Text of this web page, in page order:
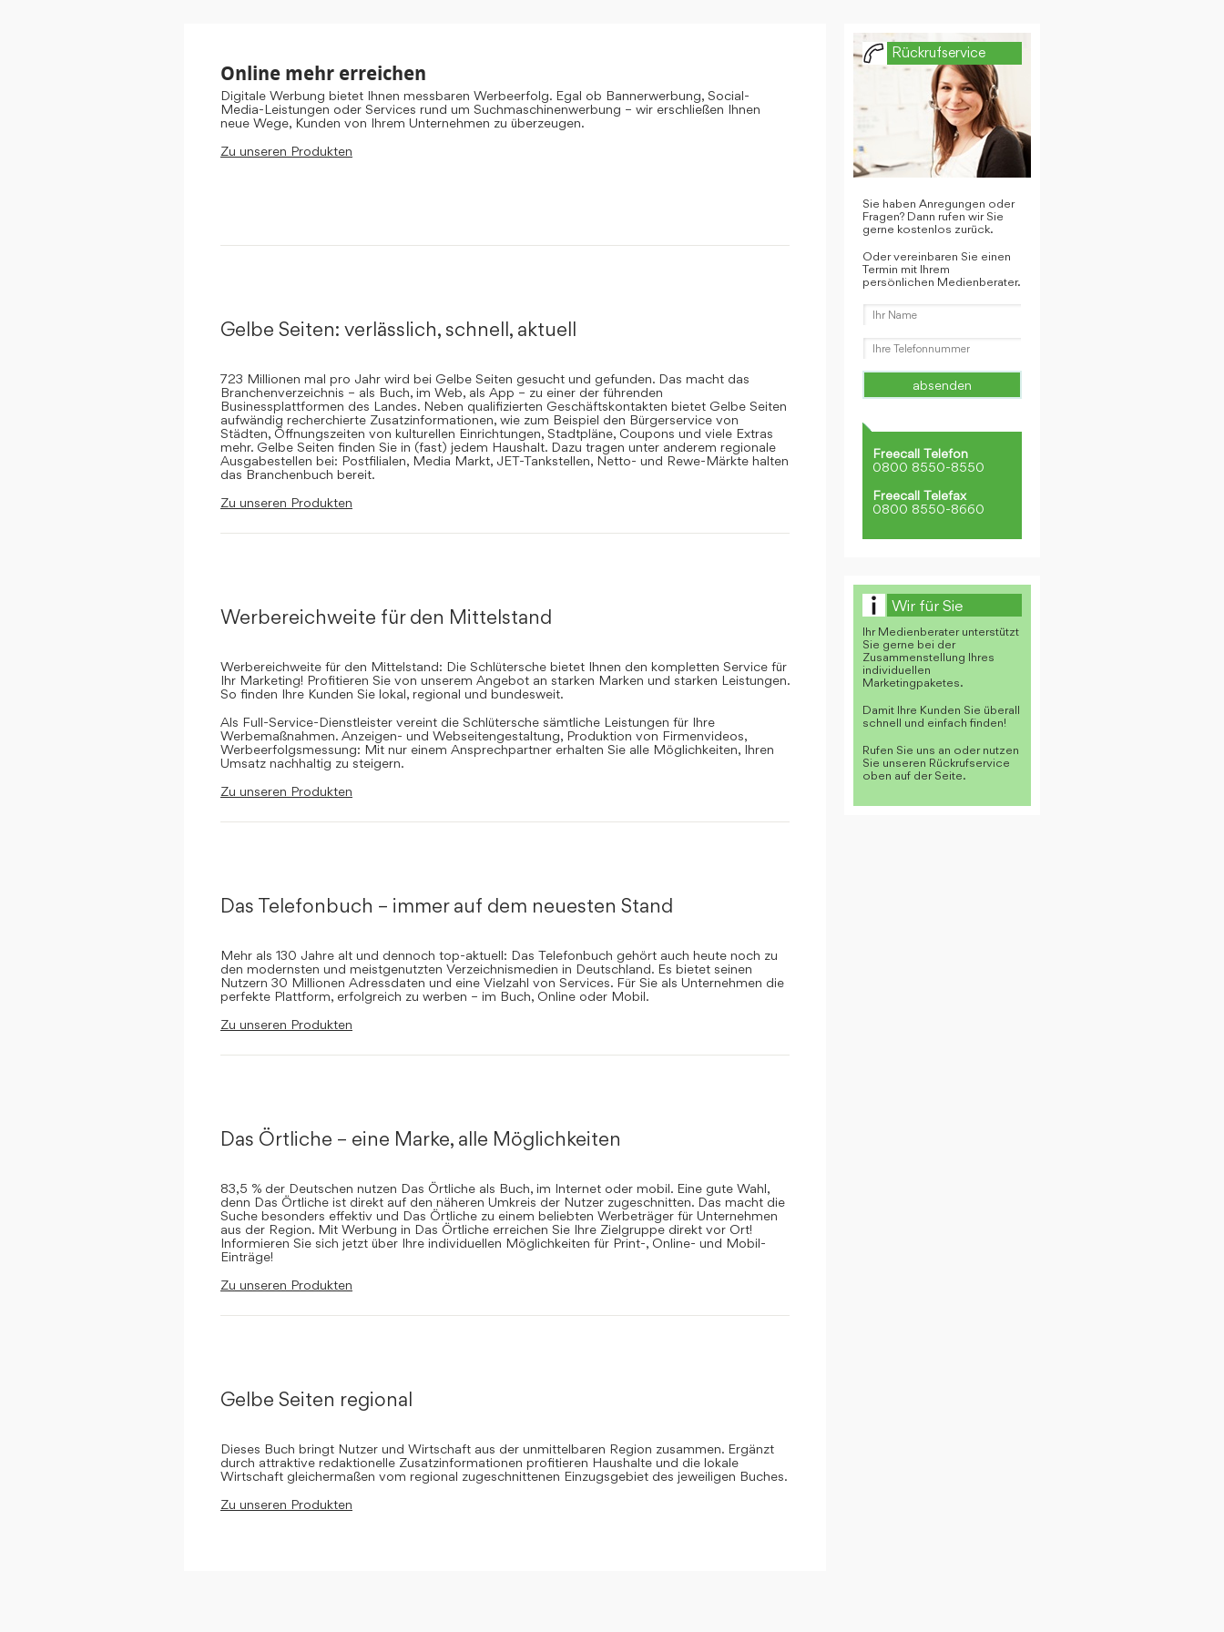
Online mehr erreichen
Digitale Werbung bietet Ihnen messbaren Werbeerfolg. Egal ob Bannerwerbung, Social-
Media-Leistungen oder Services rund um Suchmaschinenwerbung – wir erschließen Ihnen
neue Wege, Kunden von Ihrem Unternehmen zu überzeugen.
Zu unseren Produkten
Gelbe Seiten: verlässlich, schnell, aktuell
723 Millionen mal pro Jahr wird bei Gelbe Seiten gesucht und gefunden. Das macht das
Branchenverzeichnis – als Buch, im Web, als App – zu einer der führenden
Businessplattformen des Landes. Neben qualifizierten Geschäftskontakten bietet Gelbe Seiten
aufwändig recherchierte Zusatzinformationen, wie zum Beispiel den Bürgerservice von
Städten, Öffnungszeiten von kulturellen Einrichtungen, Stadtpläne, Coupons und viele Extras
mehr. Gelbe Seiten finden Sie in (fast) jedem Haushalt. Dazu tragen unter anderem regionale
Ausgabestellen bei: Postfilialen, Media Markt, JET-Tankstellen, Netto- und Rewe-Märkte halten
das Branchenbuch bereit.
Zu unseren Produkten
Werbereichweite für den Mittelstand
Werbereichweite für den Mittelstand: Die Schlütersche bietet Ihnen den kompletten Service für
Ihr Marketing! Profitieren Sie von unserem Angebot an starken Marken und starken Leistungen.
So finden Ihre Kunden Sie lokal, regional und bundesweit.
Als Full-Service-Dienstleister vereint die Schlütersche sämtliche Leistungen für Ihre
Werbemaßnahmen. Anzeigen- und Webseitengestaltung, Produktion von Firmenvideos,
Werbeerfolgsmessung: Mit nur einem Ansprechpartner erhalten Sie alle Möglichkeiten, Ihren
Umsatz nachhaltig zu steigern.
Zu unseren Produkten
Das Telefonbuch – immer auf dem neuesten Stand
Mehr als 130 Jahre alt und dennoch top-aktuell: Das Telefonbuch gehört auch heute noch zu
den modernsten und meistgenutzten Verzeichnismedien in Deutschland. Es bietet seinen
Nutzern 30 Millionen Adressdaten und eine Vielzahl von Services. Für Sie als Unternehmen die
perfekte Plattform, erfolgreich zu werben – im Buch, Online oder Mobil.
Zu unseren Produkten
Das Örtliche – eine Marke, alle Möglichkeiten
83,5 % der Deutschen nutzen Das Örtliche als Buch, im Internet oder mobil. Eine gute Wahl,
denn Das Örtliche ist direkt auf den näheren Umkreis der Nutzer zugeschnitten. Das macht die
Suche besonders effektiv und Das Örtliche zu einem beliebten Werbeträger für Unternehmen
aus der Region. Mit Werbung in Das Örtliche erreichen Sie Ihre Zielgruppe direkt vor Ort!
Informieren Sie sich jetzt über Ihre individuellen Möglichkeiten für Print-, Online- und Mobil-
Einträge!
Zu unseren Produkten
Gelbe Seiten regional
Dieses Buch bringt Nutzer und Wirtschaft aus der unmittelbaren Region zusammen. Ergänzt
durch attraktive redaktionelle Zusatzinformationen profitieren Haushalte und die lokale
Wirtschaft gleichermaßen vom regional zugeschnittenen Einzugsgebiet des jeweiligen Buches.
Zu unseren Produkten
Rückrufservice
Sie haben Anregungen oder
Fragen? Dann rufen wir Sie
gerne kostenlos zurück.
Oder vereinbaren Sie einen
Termin mit Ihrem
persönlichen Medienberater.
Freecall Telefon
0800 8550-8550
Freecall Telefax
0800 8550-8660
Wir für Sie
Ihr Medienberater unterstützt
Sie gerne bei der
Zusammenstellung Ihres
individuellen
Marketingpaketes.
Damit Ihre Kunden Sie überall
schnell und einfach finden!
Rufen Sie uns an oder nutzen
Sie unseren Rückrufservice
oben auf der Seite.